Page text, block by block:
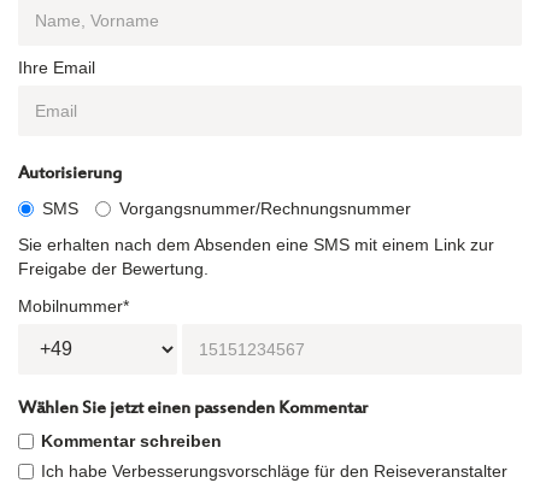
Ihre Email
Autorisierung
SMS
Vorgangsnummer/Rechnungsnummer
Sie erhalten nach dem Absenden eine SMS mit einem Link zur
Freigabe der Bewertung.
Mobilnummer*
Wählen Sie jetzt einen passenden Kommentar
Kommentar schreiben
Ich habe Verbesserungsvorschläge für den Reiseveranstalter